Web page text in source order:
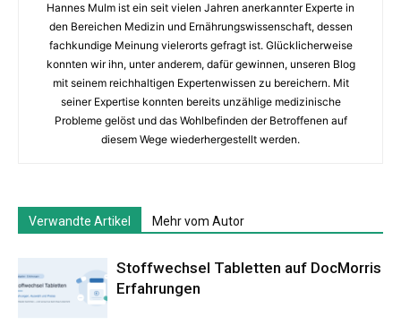
Hannes Mulm ist ein seit vielen Jahren anerkannter Experte in
den Bereichen Medizin und Ernährungswissenschaft, dessen
fachkundige Meinung vielerorts gefragt ist. Glücklicherweise
konnten wir ihn, unter anderem, dafür gewinnen, unseren Blog
mit seinem reichhaltigen Expertenwissen zu bereichern. Mit
seiner Expertise konnten bereits unzählige medizinische
Probleme gelöst und das Wohlbefinden der Betroffenen auf
diesem Wege wiederhergestellt werden.
Verwandte Artikel Mehr vom Autor
Stoffwechsel Tabletten auf DocMorris
Erfahrungen